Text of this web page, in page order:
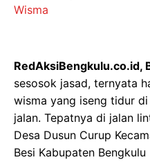
Wisma
RedAksiBengkulu.co.id,
sesosok jasad, ternyata
wisma yang iseng tidur
jalan. Tepatnya di jalan
Desa Dusun Curup
Besi Kabupaten